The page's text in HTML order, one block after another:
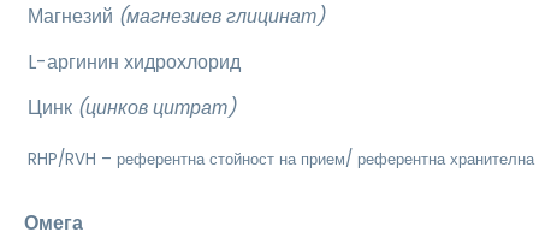
Магнезий (магнезиев глицинат)
L-аргинин хидрохлорид
Цинк (цинков цитрат)
RHP/RVH – референтна стойност на прием/ референтна хранителна
Омега